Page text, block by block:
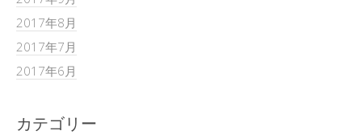
2017年8月
2017年7月
2017年6月
カテゴリー